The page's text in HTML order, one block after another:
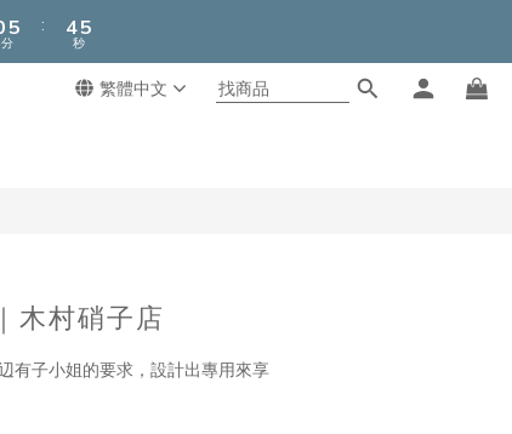
5
4
分
:
4
3
2
4
3
2
秒
繁體中文
木村硝子店
有子小姐的要求，設計出專用來享
立即購買